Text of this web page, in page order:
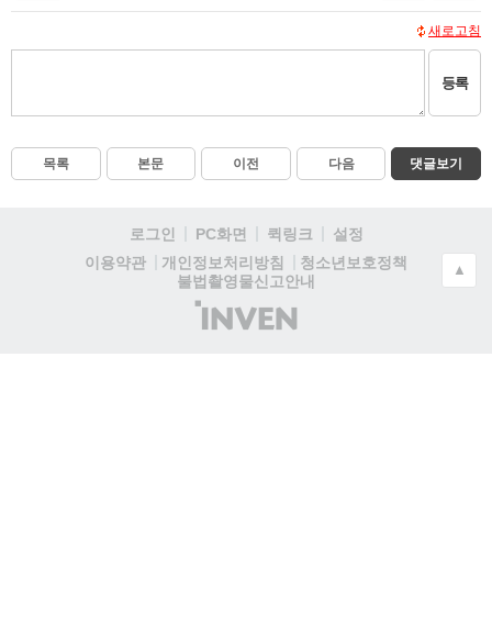
새로고침
등록
목록 본문 이전 다음 댓글보기
로그인 PC화면 퀵링크
설정
이용약관
개인정보처리방침
청소년보호정책
불법촬영물신고안내
(주)
인
▲